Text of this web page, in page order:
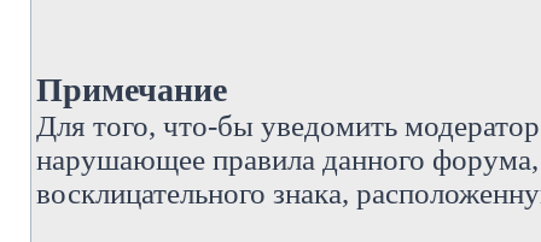
Примечание
Для того, что-бы уведомить
нарушающее правила данного форума,
восклицательного знака,